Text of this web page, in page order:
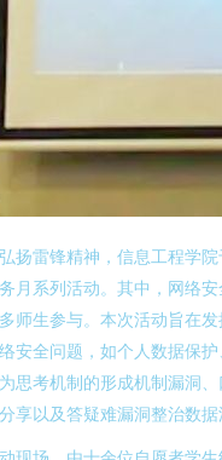
扬雷锋精神，信息工程学院
月系列活动。其中，网络
师生参与。本次活动旨在
安全问题，如个人数据保
思考机制的形成机制漏洞
享以及答疑难漏洞整治数